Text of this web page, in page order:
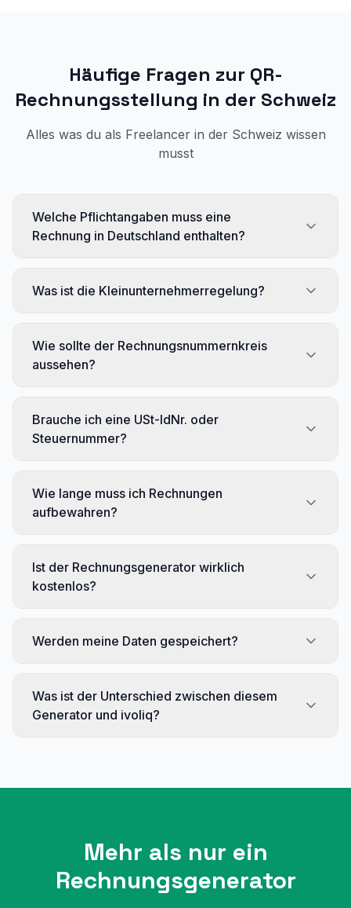
Häufige Fragen zur QR-
Rechnungsstellung in der Schweiz
Alles was du als Freelancer in der Schweiz wissen
musst
Welche Pflichtangaben muss eine
Rechnung in Deutschland enthalten?
Was ist die Kleinunternehmerregelung?
Wie sollte der Rechnungsnummernkreis
aussehen?
Brauche ich eine USt-IdNr. oder
Steuernummer?
Wie lange muss ich Rechnungen
aufbewahren?
Ist der Rechnungsgenerator wirklich
kostenlos?
Werden meine Daten gespeichert?
Was ist der Unterschied zwischen diesem
Generator und ivoliq?
Mehr als nur ein
Rechnungsgenerator